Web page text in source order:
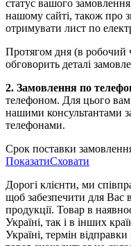
статус вашого
нашому сайті, також про
отримувати лист по
Протягом дня (в робочий
обговорить деталі
2. Замовлення по
телефоном. Для цього вам
нашими консультантами
телефонами.
Срок поставки
ПоказатиСховати
Дорогі клієнти, ми
щоб забезпечити для Вас
продукції. Товар в
Україні, так і в інших
Україні, термін